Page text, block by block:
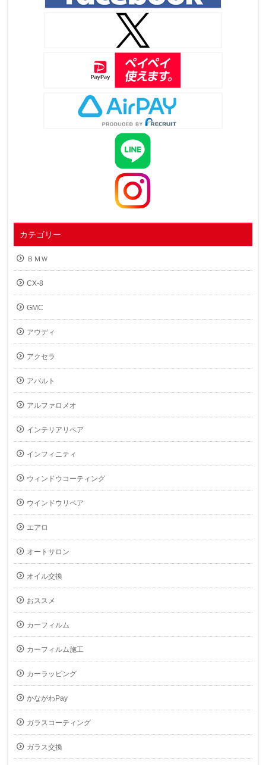
カテゴリー
ＢＭＷ
CX-8
GMC
アウディ
アクセラ
アバルト
アルファロメオ
インテリアリペア
インフィニティ
ウィンドウコーティング
ウインドウリペア
エアロ
オートサロン
オイル交換
おススメ
カーフィルム
カーフィルム施工
カーラッピング
かながわPay
ガラスコーティング
ガラス交換